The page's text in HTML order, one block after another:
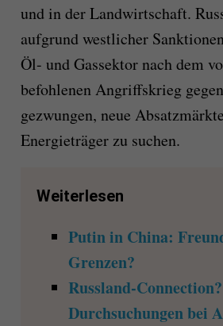
und in der Landwirtschaft.
aufgrund westlicher
Öl- und Gassektor nach dem
befohlenen Angriffskrieg
gezwungen, neue
Energieträger zu suchen.
Weiterlesen
Putin in China:
Grenzen?
Russland-Connection?
Durchsuchungen bei